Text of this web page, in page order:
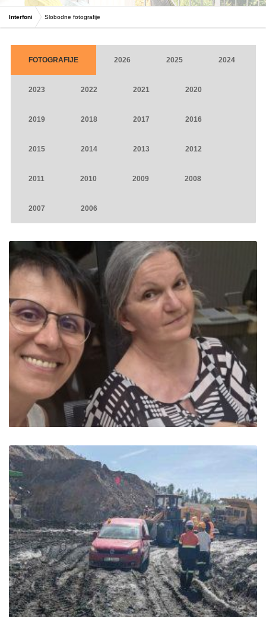
Interfoni Slobodne fotografije
FOTOGRAFIJE 2026 2025 2024
2023 2022 2021 2020
2019 2018 2017 2016
2015 2014 2013 2012
2011 2010 2009 2008
2007 2006